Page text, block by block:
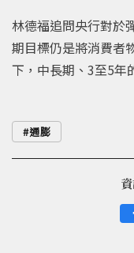
林德福追問央行對於
期目標仍是將消費者
下，中長期、3至5年
通膨